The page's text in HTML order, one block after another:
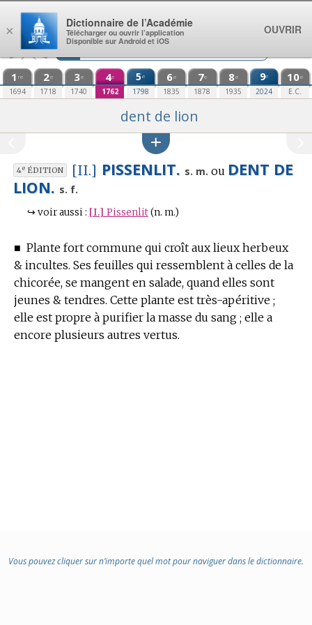
Aller au contenu
1 re
1694
2e
1718
3e
1740
4e
1762
5e
1798
6e
1835
7e
1878
8e
1935
9e
2024
10e
E.C.
dent de lion
4eÉDITION [II.] PISSENLIT. s. m. ou DENT DE
LION. s. f.
↪ voir aussi : [I.] Pissenlit (n. m.)
■ Plante fort commune qui croît aux lieux herbeux
& incultes. Ses feuilles qui ressemblent à celles de la
chicorée, se mangent en salade, quand elles sont
jeunes & tendres. Cette plante est très-apéritive ;
elle est propre à purifier la masse du sang ; elle a
encore plusieurs autres vertus.
Vous pouvez cliquer sur n’importe quel mot pour naviguer dans le dictionnaire.
×
Dictionnaire de l’Académie
Télécharger ou ouvrir l’application
Disponible sur Android et iOS
OUVRIR